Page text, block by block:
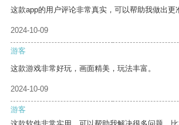
这款app的用户评论非常真实，可以帮助我做出更
2024-10-09
游客
这款游戏非常好玩，画面精美，玩法丰富。
2024-10-09
游客